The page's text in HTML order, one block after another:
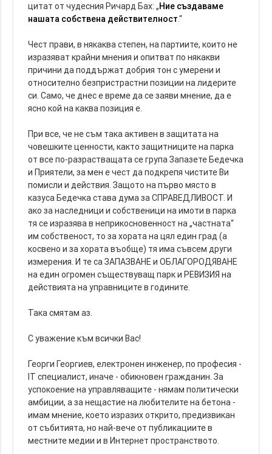
цитат от чудесния Ричард Бах: „Ние създаваме
нашата собствена действителност.“
Чест прави, в някаква степен, на партиите, които не
изразяват крайни мнения и опитват по някакви
причини да поддържат добрия тон с умерени и
относително безпристрастни позиции на лидерите
си. Само, че днес е време да се заяви мнение, да е
ясно кой на каква позиция е.
При все, че не съм така активен в защитата на
човешките ценности, както защитниците на парка
от все по-разрастващата се група Запазете Бедечка
и Приятели, за мен е чест да подкрепя чистите Ви
помисли и действия. Защото на първо място в
казуса Бедечка става дума за СПРАВЕДЛИВОСТ. И
ако за наследници и собственици на имоти в парка
тя се изразява в неприкосновенност на „частната“
им собственост, то за хората на цял един град (а
косвено и за хората въобще) тя има съвсем други
измерения. И те са ЗАПАЗВАНЕ и ОБЛАГОРОДЯВАНЕ
на един огромен съществуващ парк и РЕВИЗИЯ на
действията на управниците в годините.
Така смятам аз.
С уважение към всички Вас!
Георги Георгиев, електронен инженер, по професия -
IT специалист, иначе - обикновен гражданин. За
успокоение на управляващите - нямам политически
амбиции, а за нещастие на любителите на бетона -
имам мнение, което изразих открито, предизвикан
от събитията, но най-вече от публикациите в
местните медии и в Интернет пространството.